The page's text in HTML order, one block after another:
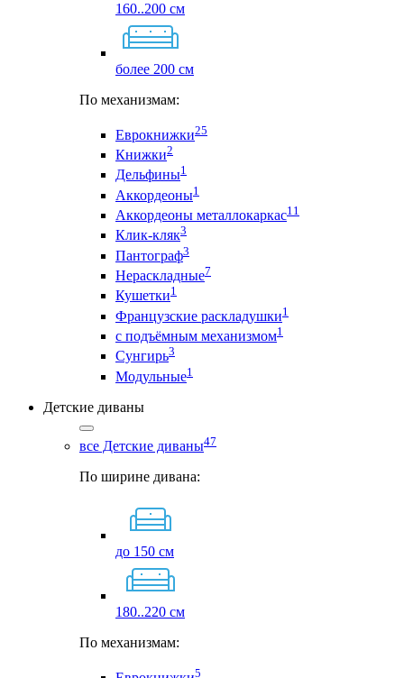
160..200 см
более 200 см
По механизмам:
Еврокнижки25
Книжки2
Дельфины1
Аккордеоны1
Аккордеоны металлокаркас11
Клик-кляк3
Пантограф3
Нераскладные7
Кушетки1
Французские раскладушки1
с подъёмным механизмом1
Сунгирь3
Модульные1
Детские диваны
все Детские диваны47
По ширине дивана:
до 150 см
180..220 см
По механизмам:
5